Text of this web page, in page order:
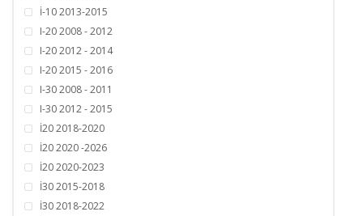
İ-10 2013-2015
I-20 2008 - 2012
I-20 2012 - 2014
I-20 2015 - 2016
I-30 2008 - 2011
I-30 2012 - 2015
İ20 2018-2020
İ20 2020 -2026
İ20 2020-2023
İ30 2015-2018
İ30 2018-2022